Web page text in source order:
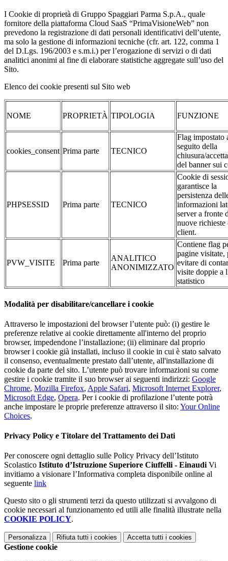
I Cookie di proprietà di Gruppo Spaggiari Parma S.p.A., quale
fornitore della piattaforma Cloud SaaS “PrimaVisioneWeb” non
prevedono la registrazione di dati personali identificativi dell’utente,
ma solo la gestione di informazioni tecniche (cfr. art. 122, comma 1
del D.Lgs. 196/2003 e s.m.i.) per l’erogazione di servizi o di dati
analitici anonimi al fine di elaborare statistiche aggregate sull’uso del
Sito.
Elenco dei cookie presenti sul Sito web
NOME PROPRIETÀ TIPOLOGIA FUNZIONE
cookies_consent Prima parte TECNICO
Flag impostato
seguito della
chiusura/
del banner sui
PHPSESSID Prima parte TECNICO
Cookie di
garantisce la
persistenza
informazioni
server a fronte
nuove richieste
client.
PVW_VISITE Prima parte
ANALITICO
ANONIMIZZATO
Contiene flag
pagine visitate,
evitare di
visite doppie a
statistico
Modalità per disabilitare/cancellare i cookie
Attraverso le impostazioni del browser l’utente può: (i) gestire le
preferenze relative ai cookie direttamente all'interno del proprio
browser, impedendone l’installazione; (ii) eliminare dal proprio
browser i cookie già installati, incluso il cookie in cui è stato salvato
il consenso, eventualmente prestato dall’utente, all'installazione di
cookie da parte del sito. L’utente può trovare informazioni su come
gestire i cookie tramite il suo browser ai seguenti indirizzi: Google
Chrome, Mozilla Firefox, Apple Safari, Microsoft Internet Explorer,
Microsoft Edge, Opera. Per i cookie di profilazione l’utente potrà
anche impostare le proprie preferenze attraverso il sito: Your Online
Choices.
Privacy Policy e Titolare del Trattamento dei Dati
Per conoscere ogni dettaglio sulle Policy Privacy dell’Istituto
Scolastico Istituto d’Istruzione Superiore Ciuffelli - EinaudiVi
invitiamo a visionare l’Informativa completa disponibile online al
seguente link
Questo sito o gli strumenti terzi da questo utilizzati si avvalgono di
cookie necessari al funzionamento ed utili alle finalità illustrate nella
COOKIE POLICY.
Personalizza Rifiuta tutti i cookies Accetta tutti i cookies
Gestione cookie